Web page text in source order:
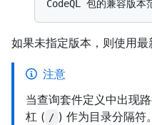
如果未指定版本，则使用最
注意
当查询套件定义中出现
杠 ( / ) 作为目录分隔符